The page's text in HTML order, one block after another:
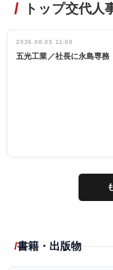
非鉄業界で
インタビュ
ー／社内ア
タックトレー
祝う 業界関
係者ら220人
出席
トップ交代人
2026.08.05 11:00
五光工業／社長に永島専務
書籍・出版物